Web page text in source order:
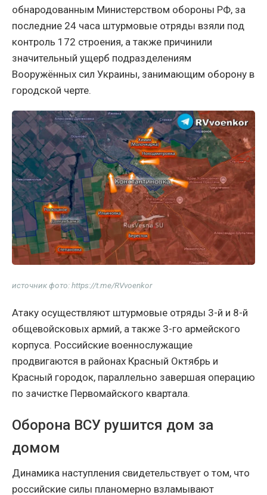
обнародованным Министерством обороны РФ, за
последние 24 часа штурмовые отряды взяли под
контроль 172 строения, а также причинили
значительный ущерб подразделениям
Вооружённых сил Украины, занимающим оборону в
городской черте.
источник фото: https://t.me/RVvoenkor
Атаку осуществляют штурмовые отряды 3-й и 8-й
общевойсковых армий, а также 3-го армейского
корпуса. Российские военнослужащие
продвигаются в районах Красный Октябрь и
Красный городок, параллельно завершая операцию
по зачистке Первомайского квартала.
Оборона ВСУ рушится дом за
домом
Динамика наступления свидетельствует о том, что
российские силы планомерно взламывают